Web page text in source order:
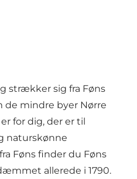
strækker sig fra Føns
de mindre byer Nørre
for dig, der er til
naturskønne
Føns finder du Føns
allerede i 1790.